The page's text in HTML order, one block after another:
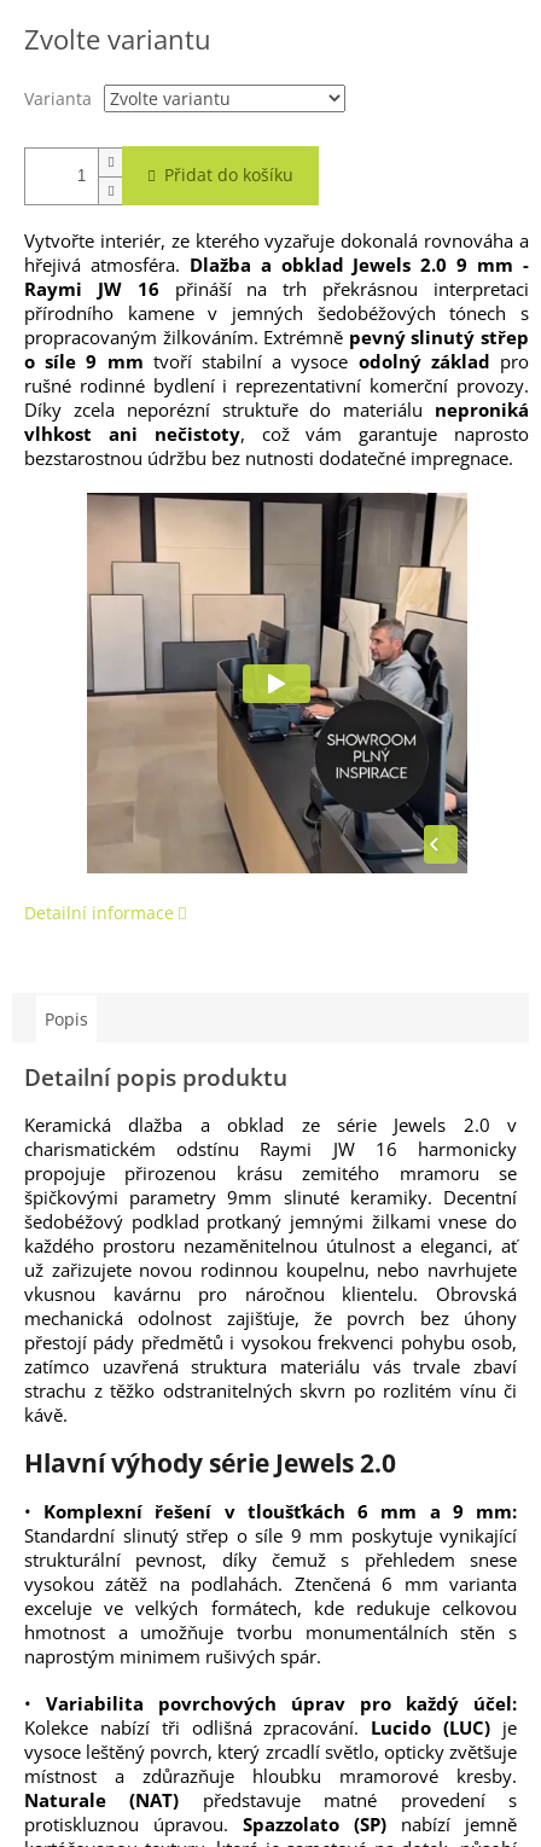
cena:
Zvolte variantu
Varianta
Přidat do košíku
Vytvořte interiér, ze kterého vyzařuje dokonalá rovnováha a
hřejivá atmosféra. Dlažba a obklad Jewels 2.0 9 mm -
Raymi JW 16 přináší na trh překrásnou interpretaci
přírodního kamene v jemných šedobéžových tónech s
propracovaným žilkováním. Extrémně pevný slinutý střep
o síle 9 mm tvoří stabilní a vysoce odolný základ pro
rušné rodinné bydlení i reprezentativní komerční provozy.
Díky zcela neporézní struktuře do materiálu neproniká
vlhkost ani nečistoty, což vám garantuje naprosto
bezstarostnou údržbu bez nutnosti dodatečné impregnace.
Detailní informace
Popis
Detailní popis produktu
Keramická dlažba a obklad ze série Jewels 2.0 v
charismatickém odstínu Raymi JW 16 harmonicky
propojuje přirozenou krásu zemitého mramoru se
špičkovými parametry 9mm slinuté keramiky. Decentní
šedobéžový podklad protkaný jemnými žilkami vnese do
každého prostoru nezaměnitelnou útulnost a eleganci, ať
už zařizujete novou rodinnou koupelnu, nebo navrhujete
vkusnou kavárnu pro náročnou klientelu. Obrovská
mechanická odolnost zajišťuje, že povrch bez úhony
přestojí pády předmětů i vysokou frekvenci pohybu osob,
zatímco uzavřená struktura materiálu vás trvale zbaví
strachu z těžko odstranitelných skvrn po rozlitém vínu či
kávě.
Hlavní výhody série Jewels 2.0
• Komplexní řešení v tloušťkách 6 mm a 9 mm:
Standardní slinutý střep o síle 9 mm poskytuje vynikající
strukturální pevnost, díky čemuž s přehledem snese
vysokou zátěž na podlahách. Ztenčená 6 mm varianta
exceluje ve velkých formátech, kde redukuje celkovou
hmotnost a umožňuje tvorbu monumentálních stěn s
naprostým minimem rušivých spár.
• Variabilita povrchových úprav pro každý účel:
Kolekce nabízí tři odlišná zpracování. Lucido (LUC) je
vysoce leštěný povrch, který zrcadlí světlo, opticky zvětšuje
místnost a zdůrazňuje hloubku mramorové kresby.
Naturale (NAT) představuje matné provedení s
protiskluznou úpravou. Spazzolato (SP) nabízí jemně